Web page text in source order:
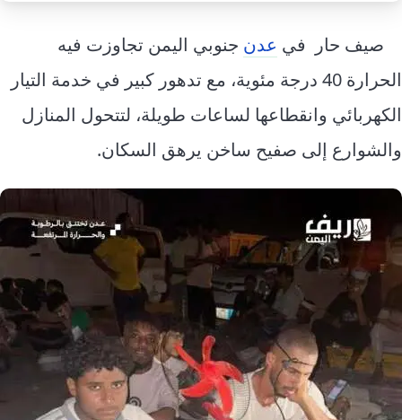
قضايا
معيشة
قصة
انفوجرافيك
قصص رقمية
تقارير صور
فيديو
صيف حار في عدن جنوبي اليمن تجاوزت فيه
الحرارة 40 درجة مئوية، مع تدهور كبير في خدمة التيار
الكهربائي وانقطاعها لساعات طويلة، لتتحول المنازل
والشوارع إلى صفيح ساخن يرهق السكان.